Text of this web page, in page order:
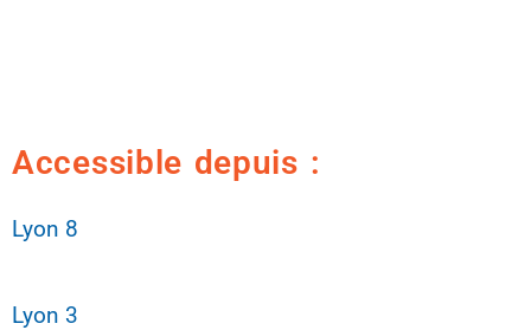
Accessible depuis :
Lyon 8
Lyon 3